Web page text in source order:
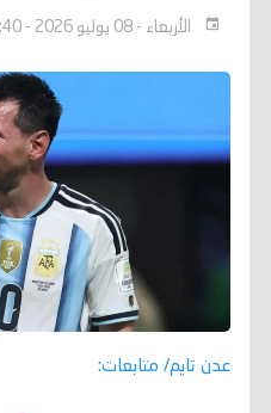
الأربعاء - 08 يوليو 2026 - 09:40 م بتوقيت عدن
عدن تايم/ متابعات: